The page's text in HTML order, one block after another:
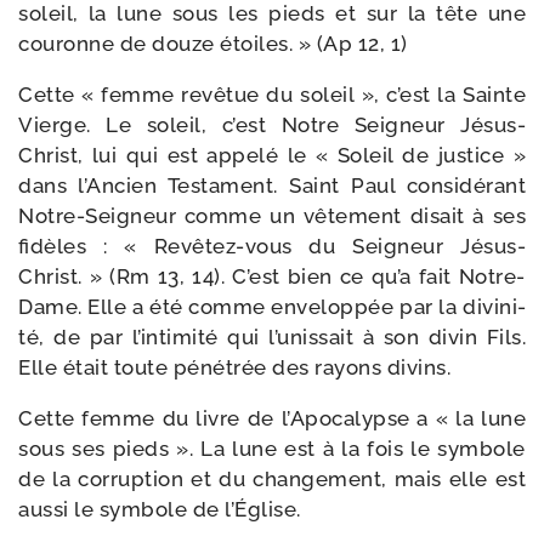
soleil, la lune sous les pieds et sur la tête une
cou­ronne de douze étoiles. » (Ap 12, 1)
Cette « femme revê­tue du soleil », c’est la Sainte
Vierge. Le soleil, c’est Notre Seigneur Jésus-​
Christ, lui qui est appe­lé le « Soleil de jus­tice »
dans l’Ancien Testament. Saint Paul consi­dé­rant
Notre-​Seigneur comme un vête­ment disait à ses
fidèles : « Revêtez-​vous du Seigneur Jésus-​
Christ. » (Rm 13, 14). C’est bien ce qu’a fait Notre-​
Dame. Elle a été comme enve­lop­pée par la divi­ni­
té, de par l’in­ti­mi­té qui l’u­nis­sait à son divin Fils.
Elle était toute péné­trée des rayons divins.
Cette femme du livre de l’Apocalypse a « la lune
sous ses pieds ». La lune est à la fois le sym­bole
de la cor­rup­tion et du chan­ge­ment, mais elle est
aus­si le sym­bole de l’Église.